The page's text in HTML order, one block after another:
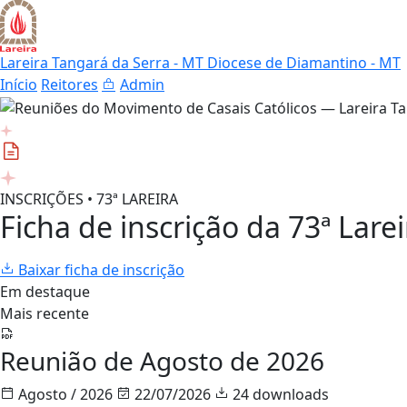
Lareira Tangará da Serra - MT Diocese de Diamantino - MT
Início Reitores Admin
INSCRIÇÕES • 73ª LAREIRA
Ficha de inscrição da 73ª
Baixar ficha de inscrição
Em destaque
Mais recente
Reunião de Agosto de 2026
Agosto / 2026 22/07/2026
24 downloads